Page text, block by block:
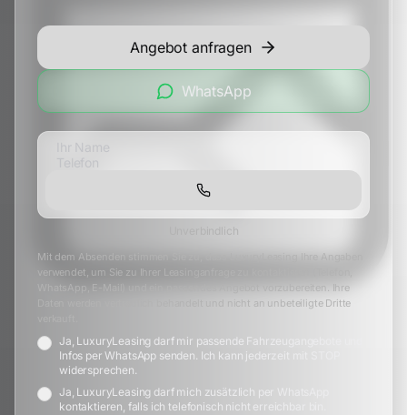
Angebot anfragen
WhatsApp
Unverbindlich
Mit dem Absenden stimmen Sie zu, dass LuxuryLeasing Ihre Angaben
verwendet, um Sie zu Ihrer Leasinganfrage zu kontaktieren (Telefon,
WhatsApp, E-Mail) und ein passendes Angebot vorzubereiten. Ihre
Daten werden vertraulich behandelt und nicht an unbeteiligte Dritte
Ja, LuxuryLeasing darf mir passende Fahrzeugangebote und
Infos per WhatsApp senden. Ich kann jederzeit mit STOP
widersprechen.
Ja, LuxuryLeasing darf mich zusätzlich per WhatsApp
kontaktieren, falls ich telefonisch nicht erreichbar bin.